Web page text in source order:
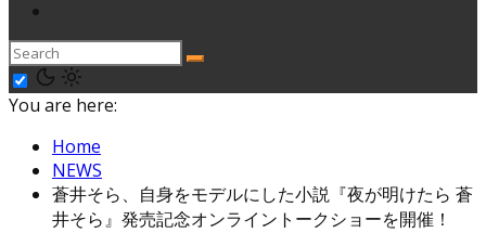
You are here:
Home
NEWS
蒼井そら、自身をモデルにした小説『夜が明けたら 蒼
井そら』発売記念オンライントークショーを開催！